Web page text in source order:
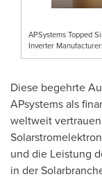
APSystems Topped
Inverter
Diese begehrte
APsystems als
weltweit
und die Leistung
in der